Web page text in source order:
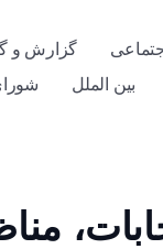
گزارش و
بین الملل